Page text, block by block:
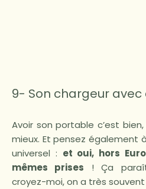
9- Son chargeur
Avoir son portable c’est
mieux. Et pensez également
universel : et oui, hors
mêmes prises ! Ça
croyez-moi, on a très souvent